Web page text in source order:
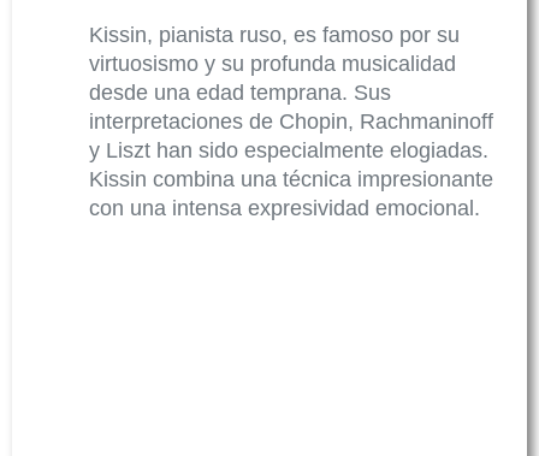
Kissin, pianista ruso, es famoso por su
virtuosismo y su profunda musicalidad
desde una edad temprana. Sus
interpretaciones de Chopin, Rachmaninoff
y Liszt han sido especialmente elogiadas.
Kissin combina una técnica impresionante
con una intensa expresividad emocional.